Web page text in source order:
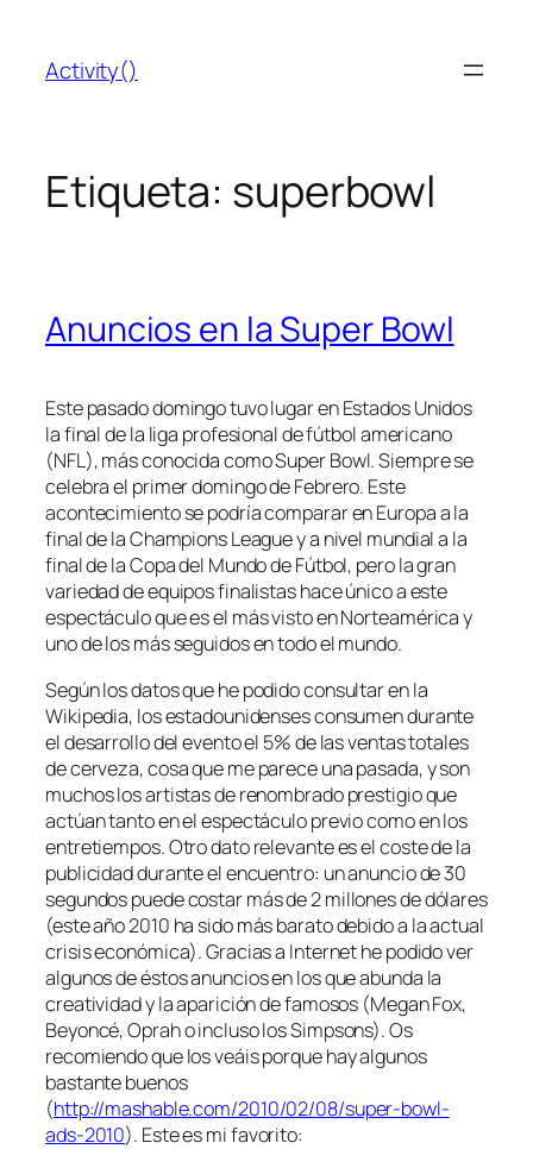
contenido
Activity()
Etiqueta: superbowl
Anuncios en la Super Bowl
Este pasado domingo tuvo lugar en Estados Unidos
la final de la liga profesional de fútbol americano
(NFL), más conocida como Super Bowl. Siempre se
celebra el primer domingo de Febrero. Este
acontecimiento se podría comparar en Europa a la
final de la Champions League y a nivel mundial a la
final de la Copa del Mundo de Fútbol, pero la gran
variedad de equipos finalistas hace único a este
espectáculo que es el más visto en Norteamérica y
uno de los más seguidos en todo el mundo.
Según los datos que he podido consultar en la
Wikipedia, los estadounidenses consumen durante
el desarrollo del evento el 5% de las ventas totales
de cerveza, cosa que me parece una pasada, y son
muchos los artistas de renombrado prestigio que
actúan tanto en el espectáculo previo como en los
entretiempos. Otro dato relevante es el coste de la
publicidad durante el encuentro: un anuncio de 30
segundos puede costar más de 2 millones de dólares
(este año 2010 ha sido más barato debido a la actual
crisis económica). Gracias a Internet he podido ver
algunos de éstos anuncios en los que abunda la
creatividad y la aparición de famosos (Megan Fox,
Beyoncé, Oprah o incluso los Simpsons). Os
recomiendo que los veáis porque hay algunos
bastante buenos
(http://mashable.com/2010/02/08/super-bowl-
ads-2010). Este es mi favorito: